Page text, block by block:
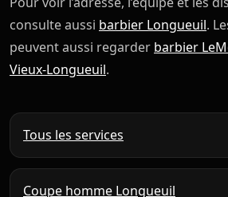
consulte aussi barbier Longueuil.
peuvent aussi regarder barbier
Vieux-Longueuil.
Tous les services
Coupe homme Longueuil